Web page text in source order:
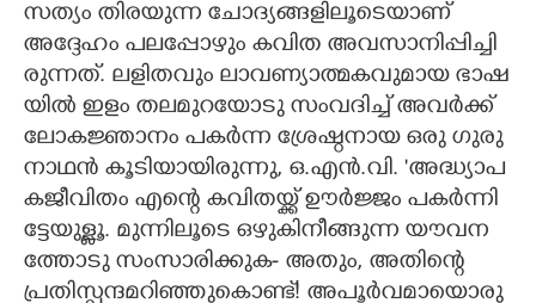
സത്യം തിര​യുന്ന ചോദ്യ​ങ്ങ​ളിലൂ​ടെ​യാണ്
അദ്ദേഹം പല​പ്പോഴും കവിത അവ​സാ​നി​പ്പി​ച്ചി​
രു​ന്ന​ത്. ലളി​തവും ലാവ​ണ്യാ​ത്മ​ക​വു​മായ ഭാഷ​
യിൽ ഇളം തല​മു​റ​യോടു സംവ​ദിച്ച് അവർക്ക്
ലോക​ജ്ഞാനം പകർന്ന ശ്രേഷ്ഠ​നായ ഒരു ഗുരു​
നാ​ഥൻ കൂടി​യാ​യി​രുന്നു,​ ഒ.എൻ.വി. 'അദ്ധ്യാ​പ​
ക​ജീ​വിതം എന്റെ കവി​തയ്ക്ക് ഊർജ്ജം പകർന്നി​
ട്ടേ​യുള്ളൂ. മുന്നി​ലൂടെ ഒഴുകിനീങ്ങുന്ന യൗവന​
ത്തോടു സംസാ​രി​ക്കു​ക- അതും,​ അതിന്റെ
പ്രതി​സ്പ​ന്ദ​മ​റി​ഞ്ഞു​കൊണ്ട്! അപൂർവമാ​യൊരു